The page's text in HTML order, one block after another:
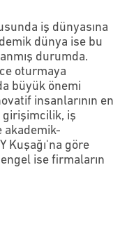
iş dünyasına
dünya ise bu
durumda.
oturmaya
büyük önemi
insanlarının en
iş
akademik-
Kuşağı'na göre
ise firmaların